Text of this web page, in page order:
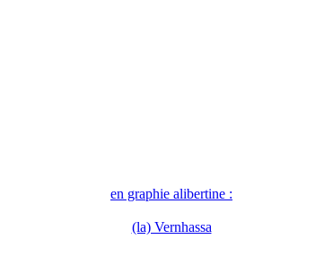
en graphie alibertine :
(la) Vernhassa